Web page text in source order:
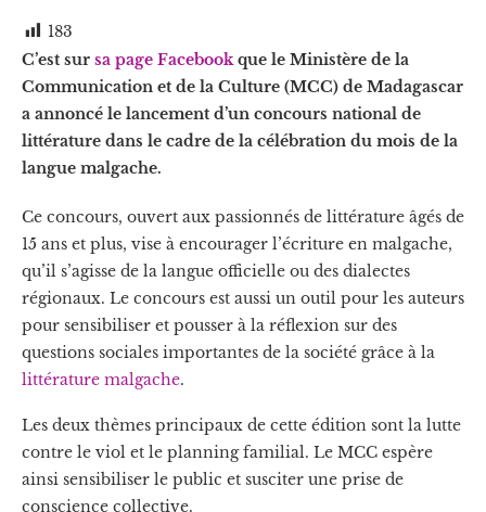
183
C’est sur sa page Facebookque le Ministère de la
Communication et de la Culture (MCC) de Madagascar
a annoncé le lancement d’un concours national de
littérature dans le cadre de la célébration du mois de la
langue malgache.
Ce concours, ouvert aux passionnés de littérature âgés de
15 ans et plus, vise à encourager l’écriture en malgache,
qu’il s’agisse de la langue officielle ou des dialectes
régionaux. Le concours est aussi un outil pour les auteurs
pour sensibiliser et pousser à la réflexion sur des
questions sociales importantes de la société grâce à la
littérature malgache.
Les deux thèmes principaux de cette édition sont la lutte
contre le viol et le planning familial. Le MCC espère
ainsi sensibiliser le public et susciter une prise de
conscience collective.